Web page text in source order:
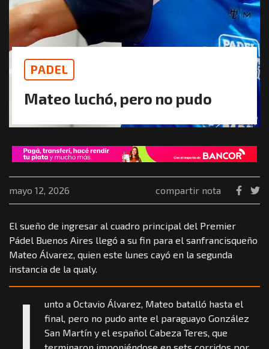
PADEL
Mateo luchó, pero no pudo
mayo 12, 2026 compartir nota
El sueño de ingresar al cuadro principal del Premier
Pádel Buenos Aires llegó a su fin para el sanfrancisqueño
Mateo Álvarez, quien este lunes cayó en la segunda
instancia de la qualy.
J
unto a Octavio Álvarez, Mateo batalló hasta el
final, pero no pudo ante el paraguayo González
San Martín y el español Cabeza Teres, que